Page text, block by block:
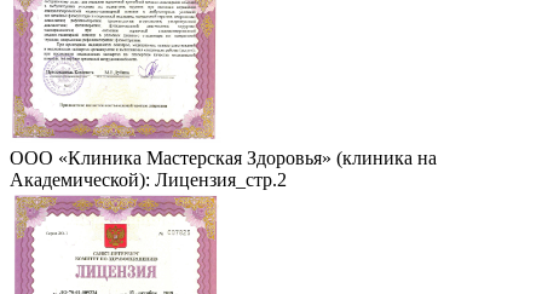
ООО «Клиника Мастерская Здоровья» (клиника на
Академической): Лицензия_стр.2